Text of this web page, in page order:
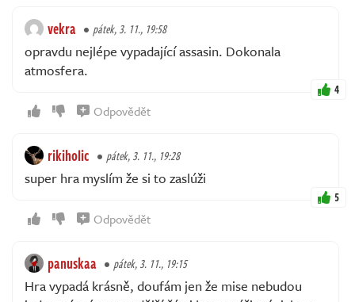
vekra pátek, 3. 11., 19:58
opravdu nejlépe vypadající assasin. Dokonala
atmosfera.
4
Odpovědět
rikiholic pátek, 3. 11., 19:28
super hra myslím že si to zaslúži
5
Odpovědět
panuskaa pátek, 3. 11., 19:15
Hra vypadá krásně, doufám jen že mise nebudou